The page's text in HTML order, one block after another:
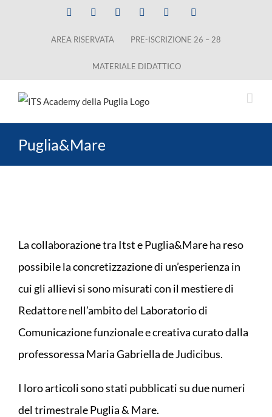
Facebook LinkedInInstagramYouTube
AREA RISERVATA PRE-ISCRIZIONE 26 – 28
MATERIALE DIDATTICO
Puglia&Mare
La collaborazione tra Itst e Puglia&Mare ha reso
possibile la concretizzazione di un’esperienza in
cui gli allievi si sono misurati con il mestiere di
Redattore nell’ambito del Laboratorio di
Comunicazione funzionale e creativa curato dalla
professoressa Maria Gabriella de Judicibus.
I loro articoli sono stati pubblicati su due numeri
del trimestrale Puglia & Mare.